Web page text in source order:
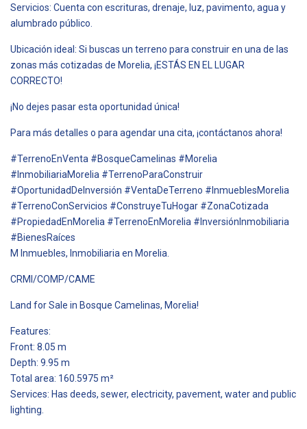
Servicios: Cuenta con escrituras, drenaje, luz, pavimento, agua y
alumbrado público.
Ubicación ideal: Si buscas un terreno para construir en una de las
zonas más cotizadas de Morelia, ¡ESTÁS EN EL LUGAR
CORRECTO!
¡No dejes pasar esta oportunidad única!
Para más detalles o para agendar una cita, ¡contáctanos ahora!
#TerrenoEnVenta #BosqueCamelinas #Morelia
#InmobiliariaMorelia #TerrenoParaConstruir
#OportunidadDeInversión #VentaDeTerreno #InmueblesMorelia
#TerrenoConServicios #ConstruyeTuHogar #ZonaCotizada
#PropiedadEnMorelia #TerrenoEnMorelia #InversiónInmobiliaria
#BienesRaíces
M Inmuebles, Inmobiliaria en Morelia.
CRMI/COMP/CAME
Land for Sale in Bosque Camelinas, Morelia!
Features:
Front: 8.05 m
Depth: 9.95 m
Total area: 160.5975 m²
Services: Has deeds, sewer, electricity, pavement, water and public
lighting.